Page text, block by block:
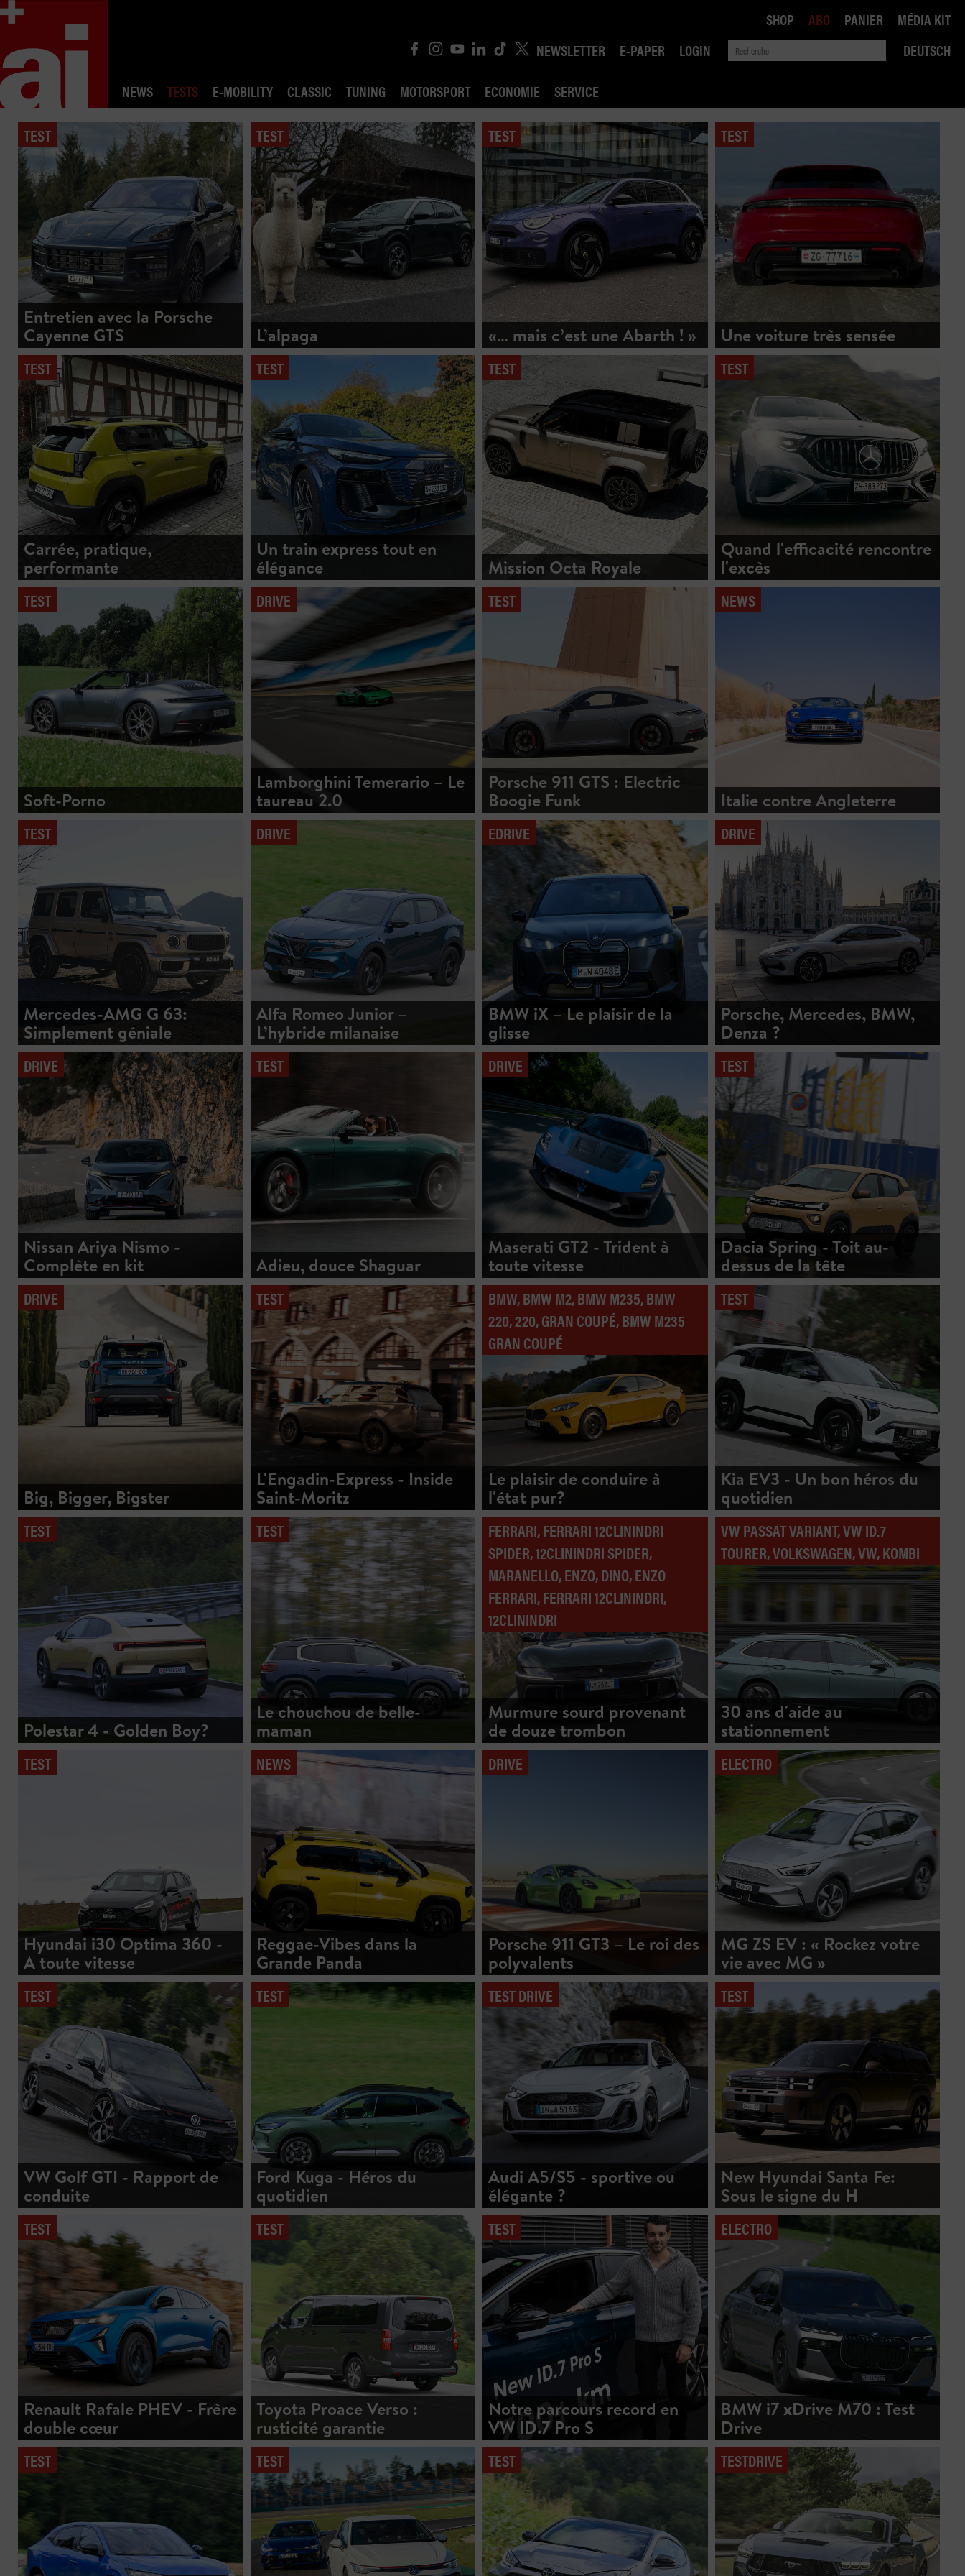
NEWSLETTER E-PAPER LOGIN
DEUTSCH
NEWS
TESTS E-MOBILITY CLASSIC TUNING MOTORSPORT ECONOMIE SERVICE
ROBIN ROAD
AI CONSEIL JURIDIQUE
POLITIQUE DES TRANSPORTS
COMPÉTITION
SHOP ABO PANIER MÉDIA KIT
TEST
Entretien avec la Porsche
Cayenne GTS
TEST
L’alpaga
TEST
«… mais c’est une Abarth ! »
TEST
Une voiture très sensée
TEST
Carrée, pratique,
performante
TEST
Un train express tout en
élégance
TEST
Mission Octa Royale
TEST
Quand l'efficacité rencontre
l'excès
TEST
Soft-Porno
DRIVE
Lamborghini Temerario – Le
taureau 2.0
TEST
Porsche 911 GTS : Electric
Boogie Funk
NEWS
Italie contre Angleterre
TEST
Mercedes-AMG G 63:
Simplement géniale
DRIVE
Alfa Romeo Junior –
L’hybride milanaise
EDRIVE
BMW iX – Le plaisir de la
glisse
DRIVE
Porsche, Mercedes, BMW,
Denza ?
DRIVE
Nissan Ariya Nismo -
Complète en kit
TEST
Adieu, douce Shaguar
DRIVE
Maserati GT2 - Trident à
toute vitesse
TEST
Dacia Spring - Toit au-
dessus de la tête
DRIVE
Big, Bigger, Bigster
TEST
L'Engadin-Express - Inside
Saint-Moritz
BMW, BMW M2, BMW M235, BMW
220, 220, GRAN COUPÉ, BMW M235
GRAN COUPÉ
Le plaisir de conduire à
l'état pur?
TEST
Kia EV3 - Un bon héros du
quotidien
TEST
Polestar 4 - Golden Boy?
TEST
Le chouchou de belle-
maman
FERRARI, FERRARI 12CLININDRI
SPIDER, 12CLININDRI SPIDER,
MARANELLO, ENZO, DINO, ENZO
FERRARI, FERRARI 12CLININDRI,
12CLININDRI
Murmure sourd provenant
de douze trombon
VW PASSAT VARIANT, VW ID.7
TOURER, VOLKSWAGEN, VW, KOMBI
30 ans d'aide au
stationnement
TEST
Hyundai i30 Optima 360 -
A toute vitesse
NEWS
Reggae-Vibes dans la
Grande Panda
DRIVE
Porsche 911 GT3 – Le roi des
polyvalents
ELECTRO
MG ZS EV : « Rockez votre
vie avec MG »
TEST
VW Golf GTI - Rapport de
conduite
TEST
Ford Kuga - Héros du
quotidien
TEST DRIVE
Audi A5/S5 - sportive ou
élégante ?
TEST
New Hyundai Santa Fe:
Sous le signe du H
TEST
Renault Rafale PHEV - Frère
double cœur
TEST
Toyota Proace Verso :
rusticité garantie
TEST
Notre parcours record en
VW ID.7 Pro S
ELECTRO
BMW i7 xDrive M70 : Test
Drive
TEST TEST TEST TESTDRIVE